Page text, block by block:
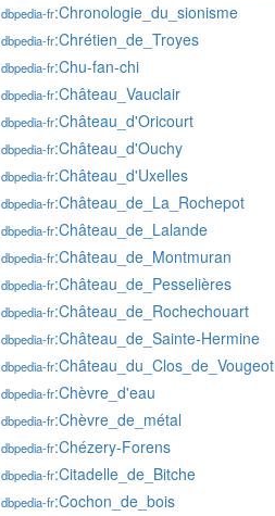
dbpedia-fr:Chronologie_du_sionisme
dbpedia-fr:Chrétien_de_Troyes
dbpedia-fr:Chu-fan-chi
dbpedia-fr:Château_Vauclair
dbpedia-fr:Château_d'Oricourt
dbpedia-fr:Château_d'Ouchy
dbpedia-fr:Château_d'Uxelles
dbpedia-fr:Château_de_La_Rochepot
dbpedia-fr:Château_de_Lalande
dbpedia-fr:Château_de_Montmuran
dbpedia-fr:Château_de_Pesselières
dbpedia-fr:Château_de_Rochechouart
dbpedia-fr:Château_de_Sainte-Hermine
dbpedia-fr:Château_du_Clos_de_Vougeot
dbpedia-fr:Chèvre_d'eau
dbpedia-fr:Chèvre_de_métal
dbpedia-fr:Chézery-Forens
dbpedia-fr:Citadelle_de_Bitche
dbpedia-fr:Cochon_de_bois